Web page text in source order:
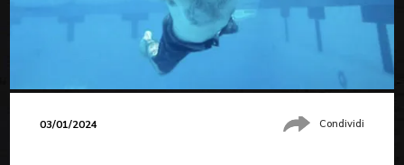
03/01/2024 Condividi